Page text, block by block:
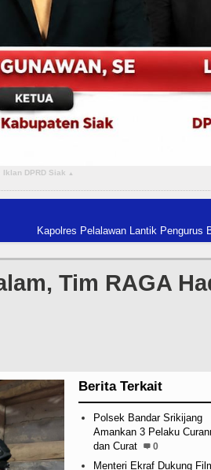
Iklan DPRD Siak ▴
Lantik Pengurus Bhuwana Lestari
Tim RAGA
Berita Terkait
Polsek Bandar Srikijang
Amankan 3 Pelaku
dan Curat
0
Menteri Ekraf Dukung